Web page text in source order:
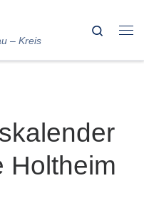
– Kreis
Search
Holtheim